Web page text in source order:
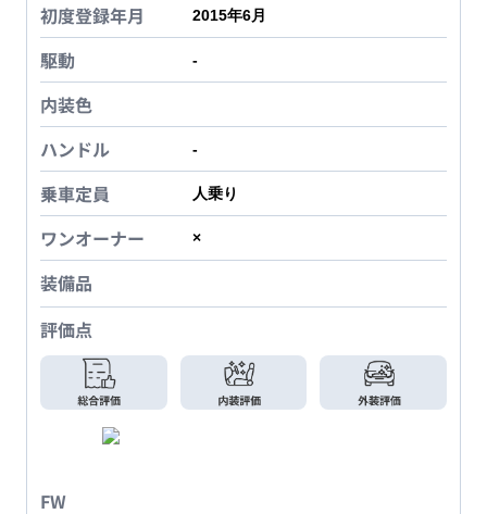
初度登録年月 2015年6月
駆動 -
内装色
ハンドル
-
乗車定員 人乗り
ワンオーナー ×
装備品
評価点
FW